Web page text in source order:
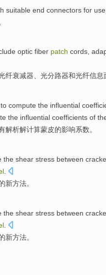
suitable end connectors for
optic fiber patch cords,
纤衰减器、 光分路器和光纤信息
compute the influential
the influential coefficients of
解析解计算蒙皮的影响系数。
the shear stress between
新方法。
the shear stress between
新方法。